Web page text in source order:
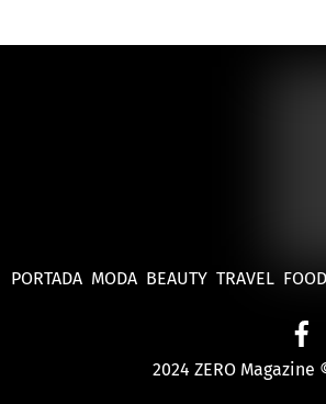
PORTADA MODA BEAUTY TRAVEL
2024 ZERO